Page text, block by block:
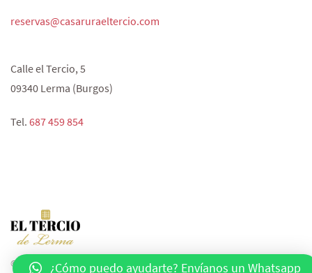
reservas@casaruraeltercio.com
Calle el Tercio, 5
09340 Lerma (Burgos)
Tel. 687 459 854‬
© 2020 All rights reserved. Powered byagencia-pop.com.
¿Cómo puedo ayudarte? Envíanos un Whatsapp